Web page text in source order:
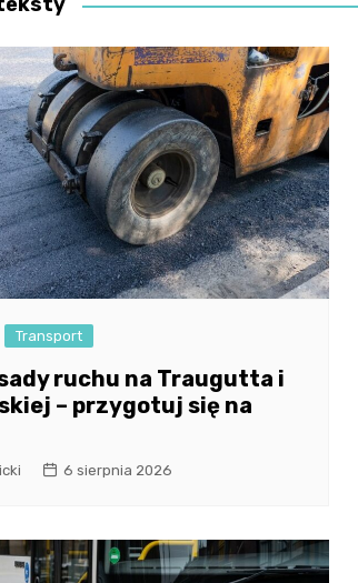
Transport
ruchu na Traugutta i
– przygotuj się na
6 sierpnia 2026